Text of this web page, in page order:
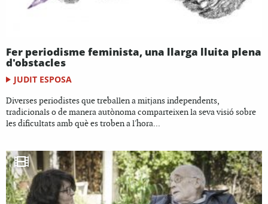
Fer periodisme feminista, una llarga lluita plena
d'obstacles
JUDIT ESPOSA
Diverses periodistes que treballen a mitjans independents,
tradicionals o de manera autònoma comparteixen la seva visió sobre
les dificultats amb què es troben a l'hora...